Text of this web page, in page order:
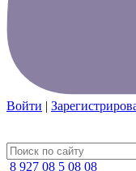
Войти |
8 927 08 5 08 08